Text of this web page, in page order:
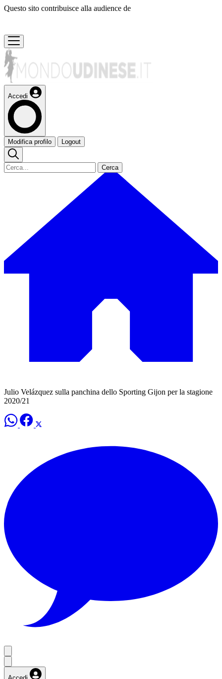
Questo sito contribuisce alla audience de
Accedi
Modifica profilo Logout
Cerca
Julio Velázquez sulla panchina dello Sporting Gijon per la stagione
2020/21